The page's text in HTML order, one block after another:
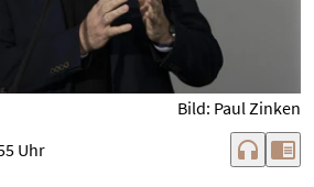
Bild: Paul Zinken
Uhr headphones chrome_reader_mode